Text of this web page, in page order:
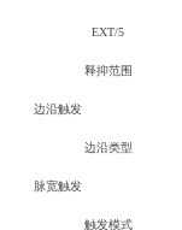
EXT/5
释抑范围
边沿触发
边沿类型
脉宽触发
触发模式